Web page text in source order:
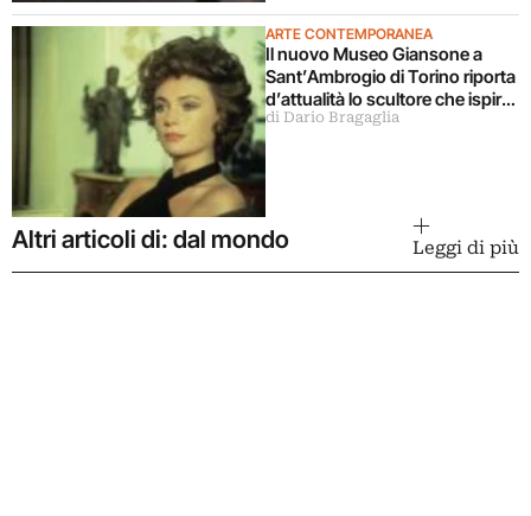
ARTE CONTEMPORANEA
Il nuovo Museo Giansone a
Sant’Ambrogio di Torino riporta
d’attualità lo scultore che ispirò
il libro La donna della domenica
di Dario Bragaglia
Altri articoli di: dal mondo Leggi di più